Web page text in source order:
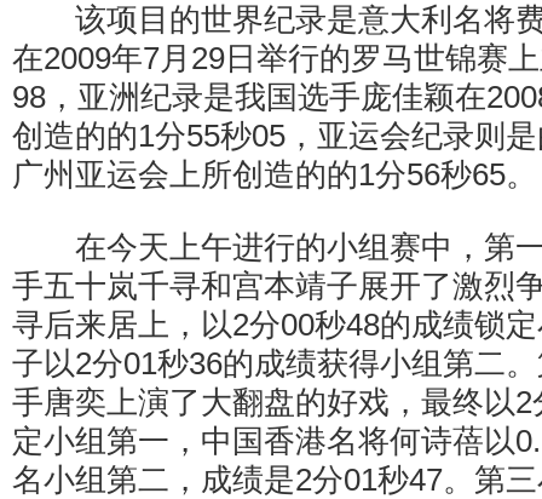
该项目的世界纪录是意大利名将
在2009年7月29日举行的罗马世锦赛
98，亚洲纪录是我国选手庞佳颖在
创造的的1分55秒05，亚运会纪录则
广州亚运会上所创造的的1分56秒65。
在今天上午进行的小组赛中，第
手五十岚千寻和宫本靖子展开了激烈
寻后来居上，以2分00秒48的成绩锁
子以2分01秒36的成绩获得小组第二
手唐奕上演了大翻盘的好戏，最终以
定小组第一，中国香港名将何诗蓓以
名小组第二，成绩是2分01秒47。第